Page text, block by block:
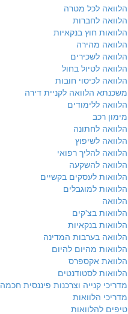
הלוואה לכל מטרה
הלוואה לחברות
הלוואות חוץ בנקאיות
הלוואה מהירה
הלוואה לשכירים
הלוואה לטיול בחול
הלוואה לכיסוי חובות
משכנתא הלוואה לקניית דירה
הלוואה ללימודים
מימון רכב
הלוואה לחתונה
הלוואה לשיפוץ
הלוואה להליך רפואי
הלוואה להשקעה
הלוואות לעסקים בקשיים
הלוואות למוגבלים
הלוואה
הלוואות בצ'קים
הלוואות בנקאיות
הלוואה בערבות המדינה
הלוואות מהיום להיום
הלוואת אקספרס
הלוואות לסטודנטים
מדריכי קנייה וצרכנות פיננסית חכמה
מדריכי הלוואות
טיפים להלוואות